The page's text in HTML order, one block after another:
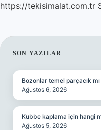
https://tekisimalat.com.tr
SIDEBAR
SON YAZILAR
Bozonlar temel parçacık mı
Ağustos 6, 2026
Kubbe kaplama için hangi
Ağustos 5, 2026